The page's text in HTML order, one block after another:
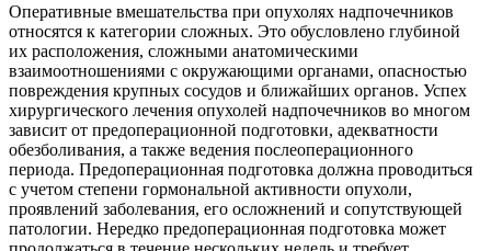
Оперативные вмешательства при опухолях надпочечников
относятся к категории сложных. Это обусловлено глубиной
их расположения, сложными анатомическими
взаимоотношениями с окружающими органами, опасностью
повреждения крупных сосудов и ближайших органов. Успех
хирургического лечения опухолей надпочечников во многом
зависит от предоперационной подготовки, адекватности
обезболивания, а также ведения послеоперационного
периода. Предоперационная подготовка должна проводиться
с учетом степени гормональной активности опухоли,
проявлений заболевания, его осложнений и сопутствующей
патологии. Нередко предоперационная подготовка может